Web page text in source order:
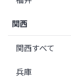
関西
関西すべて
兵庫